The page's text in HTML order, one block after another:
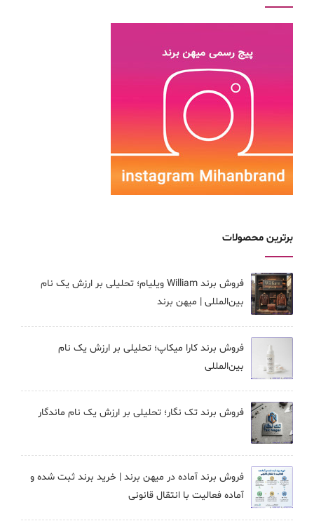
برترین محصولات
فروش برند William ویلیام؛ تحلیلی بر ارزش یک نام
بین‌المللی | میهن برند
فروش برند کارا ميكاپ؛ تحلیلی بر ارزش یک نام
بین‌المللی
فروش برند تک نگار؛ تحلیلی بر ارزش یک نام ماندگار
فروش برند آماده در میهن برند | خرید برند ثبت شده و
آماده فعالیت با انتقال قانونی